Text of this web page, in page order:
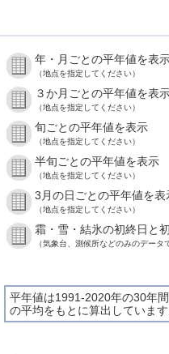
年・月ごとの平年値を表
（地点を指定してください）
３か月ごとの平年値を表
（地点を指定してください）
旬ごとの平年値を表示
（地点を指定してください）
半旬ごとの平年値を表示
（地点を指定してください）
3月の日ごとの平年値を表
（地点を指定してください）
霜・雪・結氷の初終日と
（気象台、測候所などのみのデータ
平年値は1991-2020年の30年
の平均をもとに算出しています